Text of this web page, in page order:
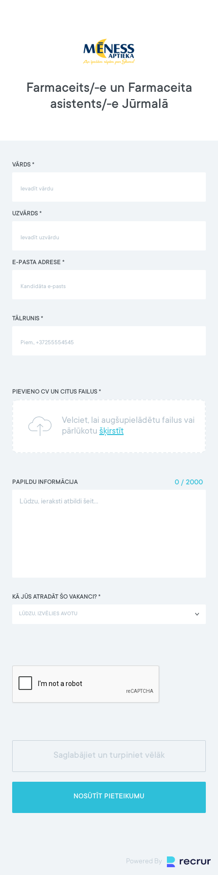
Farmaceits/-e un Farmaceita
asistents/-e Jūrmalā
VĀRDS *
UZVĀRDS *
E-PASTA ADRESE *
TĀLRUNIS *
PIEVIENO CV UN CITUS FAILUS *
Velciet, lai augšupielādētu failus vai
pārlūkotu šķirstīt
PAPILDU INFORMĀCIJA 0 / 2000
KĀ JŪS ATRADĀT ŠO VAKANCI? *
LŪDZU, IZVĒLIES AVOTU
Powered By